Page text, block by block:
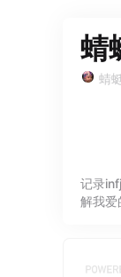
蜻
蜻
记录infj
解我